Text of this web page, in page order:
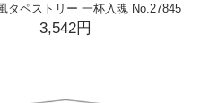
タペストリー 一杯入魂 No.27845
3,542円